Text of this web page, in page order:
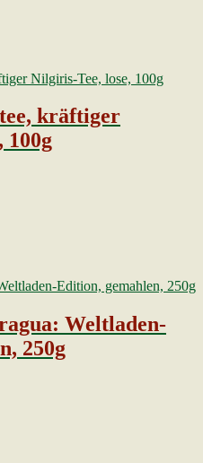
kräftiger
100g
Weltladen-
250g